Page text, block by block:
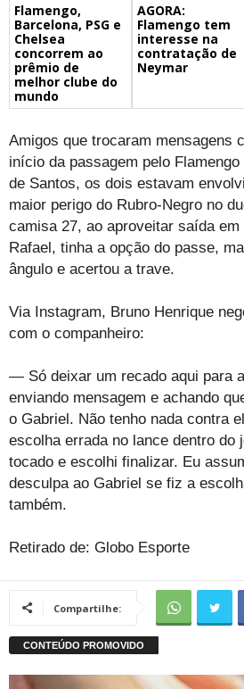
Flamengo,
Barcelona, PSG e
Chelsea
concorrem ao
prêmio de
melhor clube do
mundo
AGORA:
Flamengo tem
interesse na
contratação de
Neymar
Amigos que trocaram mensagens
início da passagem pelo
de Santos, os dois estavam
maior perigo do Rubro-Negro no
camisa 27, ao aproveitar saída
Rafael, tinha a opção do passe,
ângulo e acertou a trave.
Via Instagram, Bruno Henrique
com o companheiro:
— Só deixar um recado aqui para
enviando mensagem e achando
o Gabriel. Não tenho nada contra
escolha errada no lance dentro do
tocado e escolhi finalizar. Eu
desculpa ao Gabriel se fiz a
também.
Retirado de: Globo Esporte
Compartilhe: